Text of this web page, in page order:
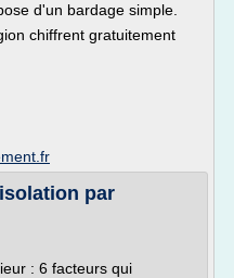
d'un bardage simple.
chiffrent gratuitement
par
: 6 facteurs qui